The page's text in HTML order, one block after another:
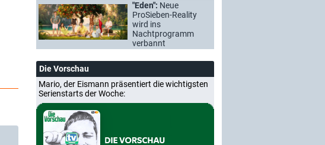
"Eden": Neue
ProSieben-Reality
wird ins
Nachtprogramm
verbannt
Die Vorschau
Mario, der Eismann präsentiert die wichtigsten
Serienstarts der Woche: